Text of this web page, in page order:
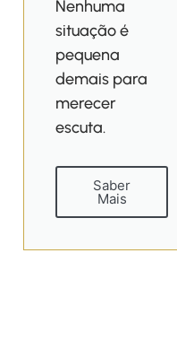
Nenhuma
situação é
pequena
demais para
merecer
escuta.
Saber
Mais